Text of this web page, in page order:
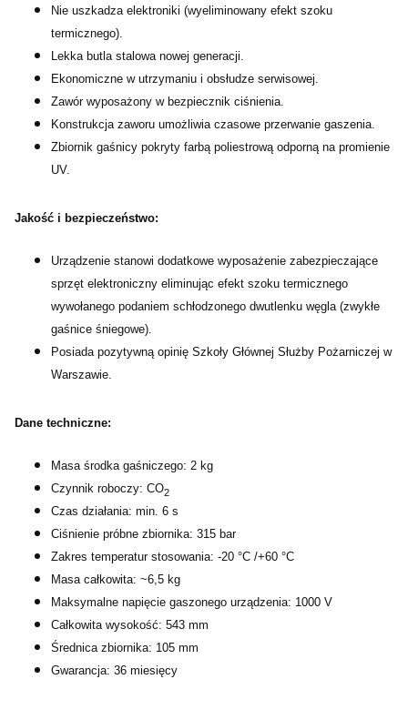
Nie uszkadza elektroniki (wyeliminowany efekt szoku
termicznego).
Lekka butla stalowa nowej generacji.
Ekonomiczne w utrzymaniu i obsłudze serwisowej.
Zawór wyposażony w bezpiecznik ciśnienia.
Konstrukcja zaworu umożliwia czasowe przerwanie gaszenia.
Zbiornik gaśnicy pokryty farbą poliestrową odporną na promienie
UV.
Jakość i bezpieczeństwo:
Urządzenie stanowi dodatkowe wyposażenie zabezpieczające
sprzęt elektroniczny eliminując efekt szoku termicznego
wywołanego podaniem schłodzonego dwutlenku węgla (zwykłe
gaśnice śniegowe).
Posiada pozytywną opinię Szkoły Głównej Służby Pożarniczej w
Warszawie.
Dane techniczne:
Masa środka gaśniczego: 2 kg
Czynnik roboczy: CO2
Czas działania: min. 6 s
Ciśnienie próbne zbiornika: 315 bar
Zakres temperatur stosowania: -20 °C /+60 °C
Masa całkowita: ~6,5 kg
Maksymalne napięcie gaszonego urządzenia: 1000 V
Całkowita wysokość: 543 mm
Średnica zbiornika: 105 mm
Gwarancja: 36 miesięcy